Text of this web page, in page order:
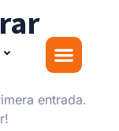
entrada.